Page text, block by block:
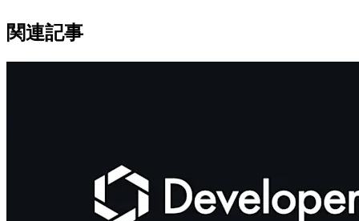
関連記事